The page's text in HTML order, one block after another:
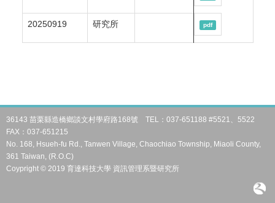
20250919 研究所 pdf
36143 苗栗縣造橋鄉談文村學府路168號 TEL：037-651188 #5521、5522
FAX：037-651215
No. 168, Hsueh-fu Rd., Tanwen Village, Chaochiao Township, Miaoli County,
361 Taiwan, (R.O.C)
Coypright © 2019 育達科技大學 資訊管理系暨研究所